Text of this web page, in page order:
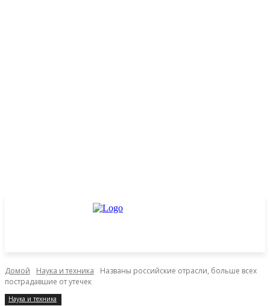
Домой Наука и техника
Названы российские отрасли, больше всех
пострадавшие от утечек
Наука и техника